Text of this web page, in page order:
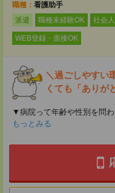
職種： 看護助手
派遣
職種未経験OK 社会
WEB登録・面接OK
＼過ごしやすい
くても「ありが
▼病院って年齢や性別を問
もっとみる